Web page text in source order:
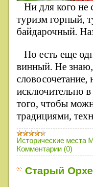
Ни для кого не
туризм горный,
байдарочный.
Но есть еще
винный. Не
исключительно в
того, чтобы
традициями,
Исторические места
Комментарии (0)
Старый